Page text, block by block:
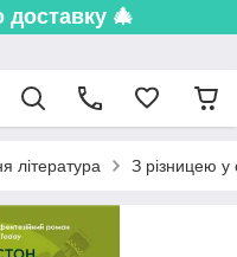
доставку 🎄
література З різницею у